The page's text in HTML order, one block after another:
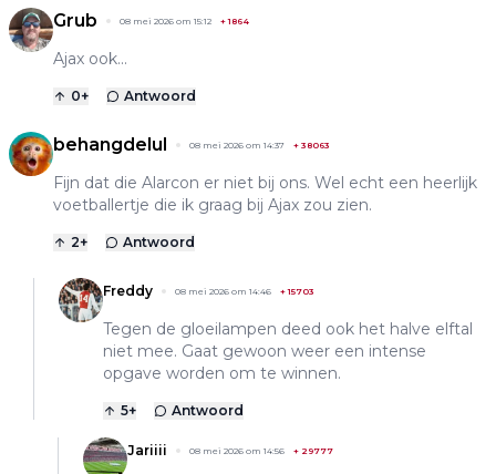
Grub 08 mei 2026 om 15:12 +1864
Ajax ook...
0+ Antwoord
behangdelul 08 mei 2026 om 14:37 + 38063
Fijn dat die Alarcon er niet bij ons. Wel echt een heerlijk
voetballertje die ik graag bij Ajax zou zien.
2+ Antwoord
Freddy 08 mei 2026 om 14:46 +15703
Tegen de gloeilampen deed ook het halve elftal
niet mee. Gaat gewoon weer een intense
opgave worden om te winnen.
5+ Antwoord
Jariiii 08 mei 2026 om 14:56 + 29777